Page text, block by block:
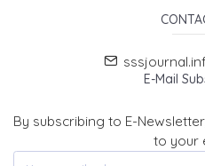
E-Mail
By subscribing to E-
to your